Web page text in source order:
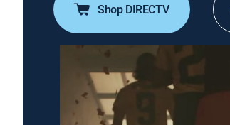
Shop DIRECTV